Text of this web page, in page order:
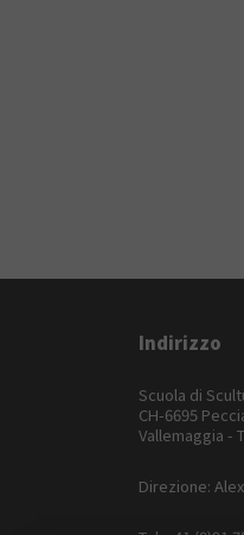
Indirizzo
Scuola di
CH-6695
Vallemaggia -
Direzione: